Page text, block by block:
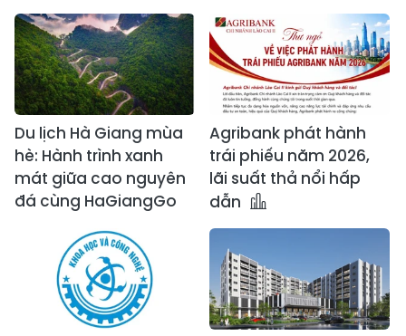
Du lịch Hà Giang mùa
hè: Hành trình xanh
mát giữa cao nguyên
đá cùng HaGiangGo
Agribank phát hành
trái phiếu năm 2026,
lãi suất thả nổi hấp
dẫn